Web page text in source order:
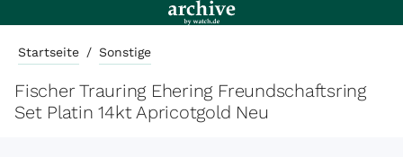
Startseite / Sonstige
Fischer Trauring Ehering Freundschaftsring
Set Platin 14kt Apricotgold Neu